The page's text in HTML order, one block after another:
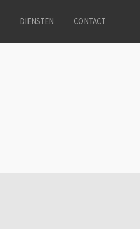
DIENSTEN CONTACT